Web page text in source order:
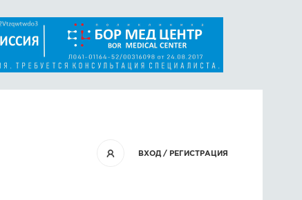
ВХОД/ РЕГИСТРАЦИЯ